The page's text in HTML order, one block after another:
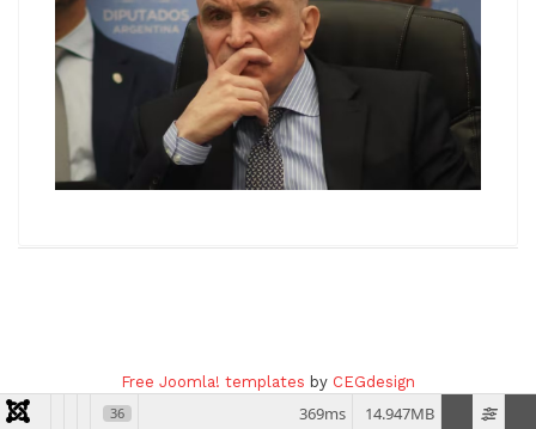
Free Joomla! templates by CEGdesign
36
14.947MB
369ms